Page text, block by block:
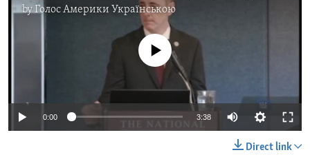
byГолос Америки Українською
No media source currently available
0:00 3:38
Direct link